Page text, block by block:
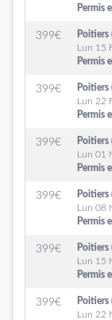
Permis
399€
Poitiers
Lun 15
Permis
399€
Poitiers
Lun 22
Permis
399€
Poitiers
Lun 01
Permis
399€
Poitiers
Lun 08
Permis
399€
Poitiers
Lun 15
Permis
399€
Poitiers
Lun 22